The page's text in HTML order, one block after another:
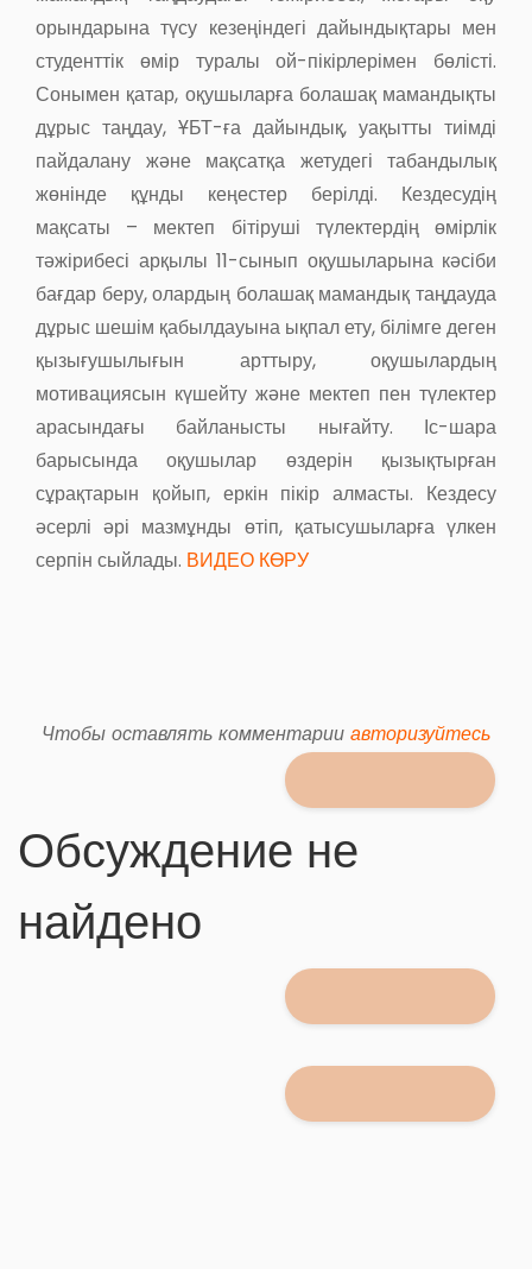
орындарына түсу кезеңіндегі дайындықтары мен
студенттік өмір туралы ой-пікірлерімен бөлісті.
Сонымен қатар, оқушыларға болашақ мамандықты
дұрыс таңдау, ҰБТ-ға дайындық, уақытты тиімді
пайдалану және мақсатқа жетудегі табандылық
жөнінде құнды кеңестер берілді. Кездесудің
мақсаты – мектеп бітіруші түлектердің өмірлік
тәжірибесі арқылы 11-сынып оқушыларына кәсіби
бағдар беру, олардың болашақ мамандық таңдауда
дұрыс шешім қабылдауына ықпал ету, білімге деген
қызығушылығын арттыру, оқушылардың
мотивациясын күшейту және мектеп пен түлектер
арасындағы байланысты нығайту. Іс-шара
барысында оқушылар өздерін қызықтырған
сұрақтарын қойып, еркін пікір алмасты. Кездесу
әсерлі әрі мазмұнды өтіп, қатысушыларға үлкен
серпін сыйлады. ВИДЕО КӨРУ
Чтобы оставлять комментарии авторизуйтесь
Обсуждение не
найдено